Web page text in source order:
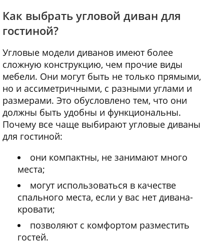
Как выбрать угловой диван для
гостиной?
Угловые модели диванов имеют более
сложную конструкцию, чем прочие виды
мебели. Они могут быть не только прямыми,
но и ассиметричными, с разными углами и
размерами. Это обусловлено тем, что они
должны быть удобны и функциональны.
Почему все чаще выбирают угловые диваны
для гостиной:
они компактны, не занимают много
места;
могут использоваться в качестве
спального места, если у вас нет дивана-
кровати;
позволяют с комфортом разместить
гостей.